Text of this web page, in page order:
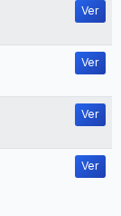
Ver
Ver
Ver
Ver